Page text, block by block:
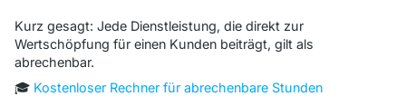
Kurz gesagt: Jede Dienstleistung, die direkt zur
Wertschöpfung für einen Kunden beiträgt, gilt als
abrechenbar.
🎓 Kostenloser Rechner für abrechenbare Stunden